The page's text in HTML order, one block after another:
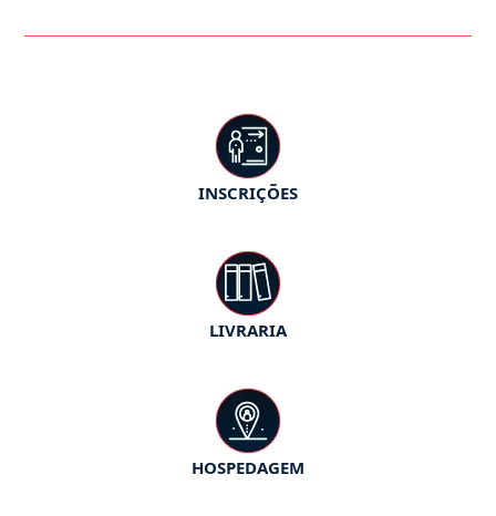
INSCRIÇÕES
LIVRARIA
HOSPEDAGEM